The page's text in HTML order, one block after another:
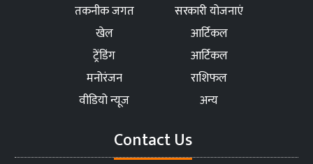
तकनीक जगत
सरकारी योजनाएं
खेल
आर्टिकल
ट्रेंडिंग
आर्टिकल
मनोरंजन
राशिफल
वीडियो न्यूज
अन्य
Contact Us